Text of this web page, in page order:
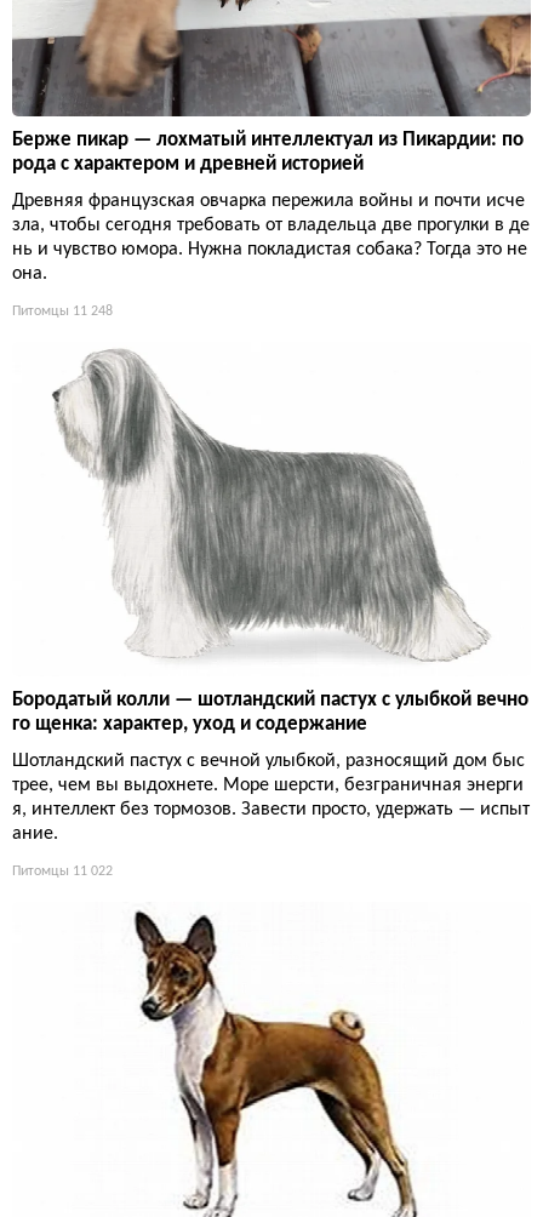
Берже пикар — лохматый интеллектуал из Пикардии: по
рода с характером и древней историей
Древняя французская овчарка пережила войны и почти исче
зла, чтобы сегодня требовать от владельца две прогулки в де
нь и чувство юмора. Нужна покладистая собака? Тогда это не
она.
Питомцы 11 248
Бородатый колли — шотландский пастух с улыбкой вечно
го щенка: характер, уход и содержание
Шотландский пастух с вечной улыбкой, разносящий дом быс
трее, чем вы выдохнете. Море шерсти, безграничная энерги
я, интеллект без тормозов. Завести просто, удержать — испыт
ание.
Питомцы 11 022